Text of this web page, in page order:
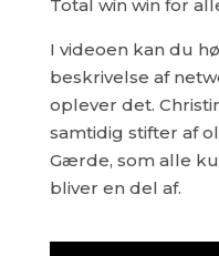
Total win win for
I videoen kan du
beskrivelse af
oplever det.
samtidig stifter af
Gærde, som alle
bliver en del af.